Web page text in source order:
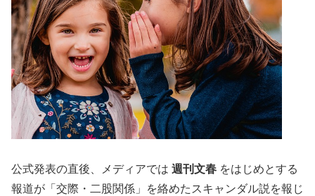
公式発表の直後、メディアでは 週刊文春 をはじめとする
報道が「交際・二股関係」を絡めたスキャンダル説を報じ